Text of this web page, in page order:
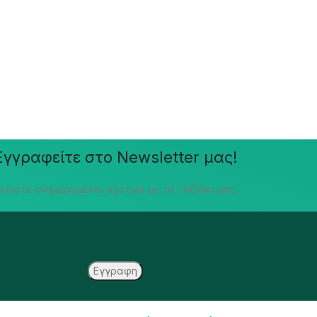
στο Newsletter μας!
ενημερωμένοι σχετικά με τα ταξίδια μας.